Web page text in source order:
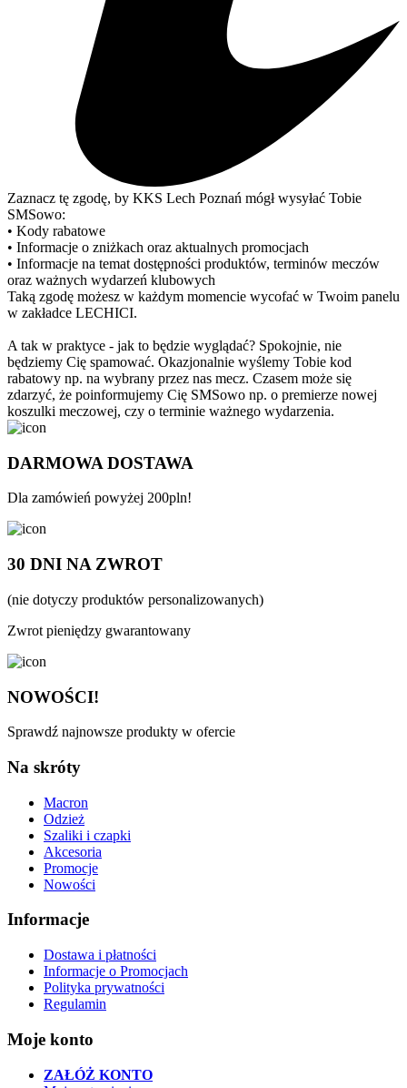
Zaznacz tę zgodę, by KKS Lech Poznań mógł wysyłać Tobie
SMSowo:
• Kody rabatowe
• Informacje o zniżkach oraz aktualnych promocjach
• Informacje na temat dostępności produktów, terminów meczów
oraz ważnych wydarzeń klubowych
Taką zgodę możesz w każdym momencie wycofać w Twoim panelu
w zakładce LECHICI.
A tak w praktyce - jak to będzie wyglądać? Spokojnie, nie
będziemy Cię spamować. Okazjonalnie wyślemy Tobie kod
rabatowy np. na wybrany przez nas mecz. Czasem może się
zdarzyć, że poinformujemy Cię SMSowo np. o premierze nowej
koszulki meczowej, czy o terminie ważnego wydarzenia.
DARMOWA DOSTAWA
Dla zamówień powyżej 200pln!
30 DNI NA ZWROT
(nie dotyczy produktów personalizowanych)
Zwrot pieniędzy gwarantowany
NOWOŚCI!
Sprawdź najnowsze produkty w ofercie
Na skróty
Macron
Odzież
Szaliki i czapki
Akcesoria
Promocje
Nowości
Informacje
Dostawa i płatności
Informacje o Promocjach
Polityka prywatności
Regulamin
Moje konto
ZAŁÓŻ KONTO